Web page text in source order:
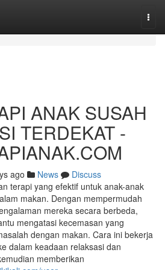
ANAK SUSAH
TERDEKAT -
ago News
Discuss
terapi yang efektif untuk anak-anak
makan. Dengan mempermudah
mereka secara berbeda,
mengatasi kecemasan yang
dengan makan. Cara ini bekerja
dalam keadaan relaksasi dan
memberikan